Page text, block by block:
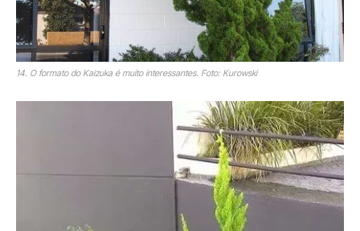
14. O formato do Kaizuka é muito interessantes. Foto: Kurowski